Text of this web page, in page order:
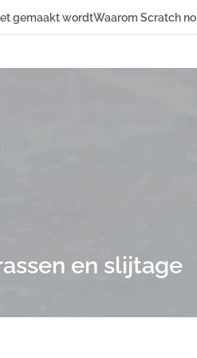
gemaakt wordtWaarom Scratch
en slijtage